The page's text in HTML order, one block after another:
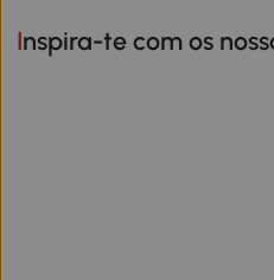
Inspira-te com os